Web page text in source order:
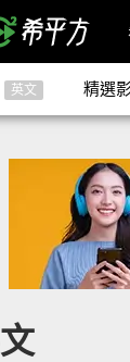
英文 精選